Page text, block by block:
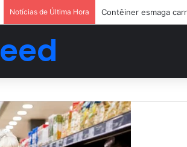
Notícias de Última Hora Contêiner esmaga